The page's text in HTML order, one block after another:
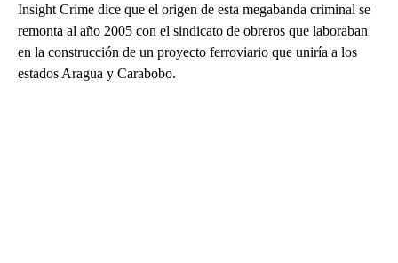
Insight Crime dice que el origen de esta megabanda criminal se
remonta al año 2005 con el sindicato de obreros que laboraban
en la construcción de un proyecto ferroviario que uniría a los
estados Aragua y Carabobo.